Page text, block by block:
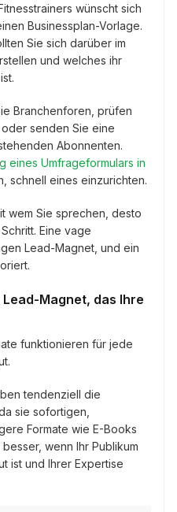
wünscht sich
Businessplan-Vorlage.
Sie sich darüber im
und welches ihr
Branchenforen, prüfen
senden Sie eine
Abonnenten.
eines Umfrageformulars in
schnell eines einzurichten.
wem Sie sprechen, desto
Eine vage
Lead-Magnet, und ein
Magnet, das Ihre
funktionieren für jede
tendenziell die
sie sofortigen,
Formate wie E-Books
wenn Ihr Publikum
ist und Ihrer Expertise